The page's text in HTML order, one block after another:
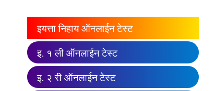
इयत्ता निहाय ऑनलाईन टेस्ट
इ. १ ली ऑनलाईन टेस्ट
इ. २ री ऑनलाईन टेस्ट